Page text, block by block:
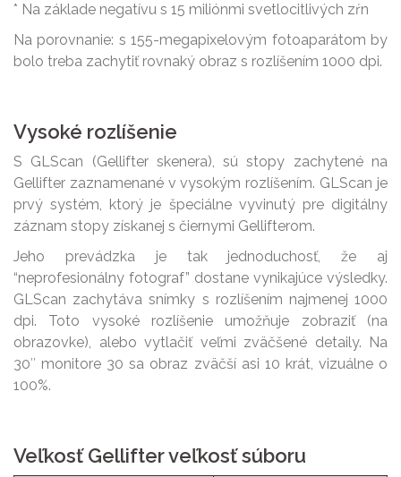
* Na základe negatívu s 15 miliónmi svetlocitlivých zŕn
Na porovnanie: s 155-megapixelovým fotoaparátom by
bolo treba zachytiť rovnaký obraz s rozlíšením 1000 dpi.
Vysoké rozlíšenie
S GLScan (Gellifter skenera), sú stopy zachytené na
Gellifter zaznamenané v vysokým rozlíšením. GLScan je
prvý systém, ktorý je špeciálne vyvinutý pre digitálny
záznam stopy získanej s čiernymi Gellifterom.
Jeho prevádzka je tak jednoduchosť, že aj
“neprofesionálny fotograf” dostane vynikajúce výsledky.
GLScan zachytáva snímky s rozlíšením najmenej 1000
dpi. Toto vysoké rozlíšenie umožňuje zobraziť (na
obrazovke), alebo vytlačiť veľmi zväčšené detaily. Na
30″ monitore 30 sa obraz zväčší asi 10 krát, vizuálne o
100%.
Veľkosť Gellifter veľkosť súboru